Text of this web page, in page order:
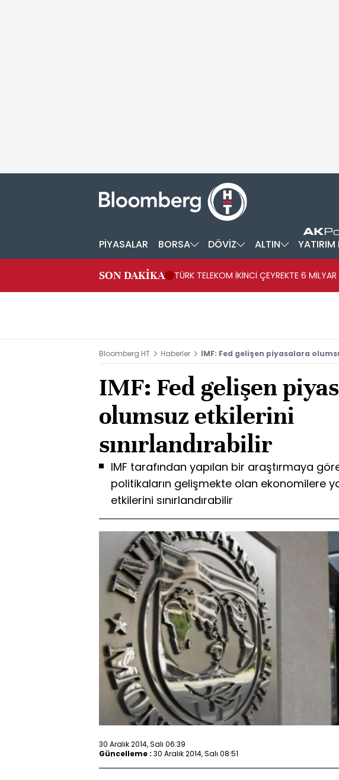
PİYASALAR BORSA DÖVİZ ALTIN YATIRIM
SON DAKİKA TÜRK TELEKOM İKİNCİ ÇEYREKTE 6
Bloomberg HT Haberler IMF: Fed gelişen piyasalara
IMF: Fed gelişen
olumsuz etkilerini
sınırlandırabilir
IMF tarafından yapılan bir araştırmaya
politikaların gelişmekte olan ekonomilere
etkilerini sınırlandırabilir
30 Aralık 2014, Salı 06:39
Güncelleme : 30 Aralık 2014, Salı 08:51